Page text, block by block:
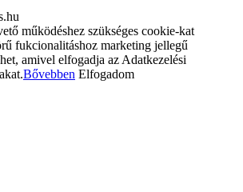
működéshez szükséges cookie-kat
fukcionalitáshoz marketing jellegű
amivel elfogadja az Adatkezelési
Bővebben Elfogadom